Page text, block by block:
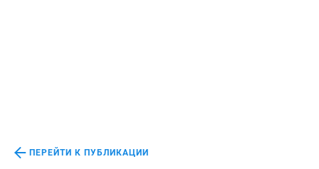
ПЕРЕЙТИ К ПУБЛИКАЦИИ